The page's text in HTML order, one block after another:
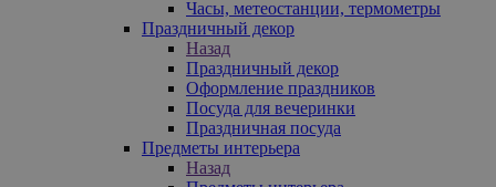
Часы, метеостанции, термометры
Праздничный декор
Назад
Праздничный декор
Оформление праздников
Посуда для вечеринки
Праздничная посуда
Предметы интерьера
Назад